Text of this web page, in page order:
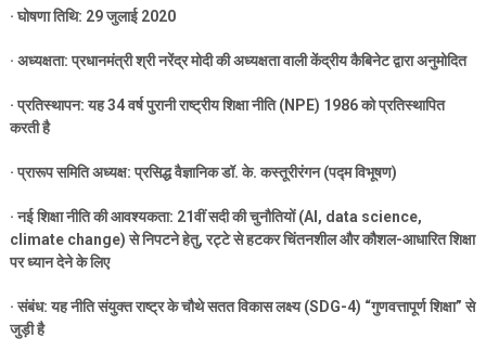
·घोषणा तिथि: 29जुलाई2020
· अध्यक्षता: प्रधानमंत्री श्री नरेंद्र मोदी की अध्यक्षता वाली केंद्रीय कैबिनेट द्वारा अनुमोदित
·प्रतिस्थापन: यह34वर्ष पुरानी राष्ट्रीय शिक्षा नीति (NPE) 1986को प्रतिस्थापित
करती है
·प्रारूप समिति अध्यक्ष: प्रसिद्ध वैज्ञानिक डॉ. के. कस्तूरीरंगन (पद्म विभूषण)
·नई शिक्षा नीति की आवश्यकता: 21वीं सदी की चुनौतियों (AI, data science,
climate change)से निपटने हेतु,रट्टे से हटकर चिंतनशील और कौशल-आधारित शिक्षा
पर ध्यान देने के लिए
·संबंध: यह नीति संयुक्त राष्ट्र के चौथे सतत विकास लक्ष्य (SDG-4) “गुणवत्तापूर्ण शिक्षा” से
जुड़ी है